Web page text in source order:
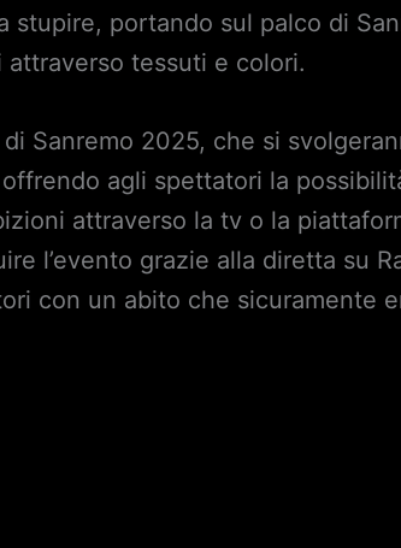
stupire, portando sul palco di
tessuti e colori.
Sanremo 2025, che si
agli spettatori la
attraverso la tv o la
l’evento grazie alla diretta su
con un abito che sicuramente